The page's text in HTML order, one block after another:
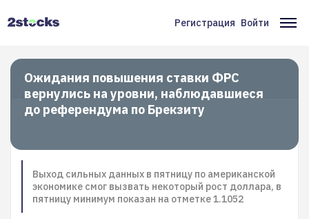
Меню
учётной
записи
пользователя
Регистрация Войти
Ожидания повышения ставки ФРС
вернулись на уровни, наблюдавшиеся
до референдума по Брекзиту
Выход сильных данных в пятницу по американской
экономике смог вызвать некоторый рост доллара, в
пятницу минимум показан на отметке 1.1052